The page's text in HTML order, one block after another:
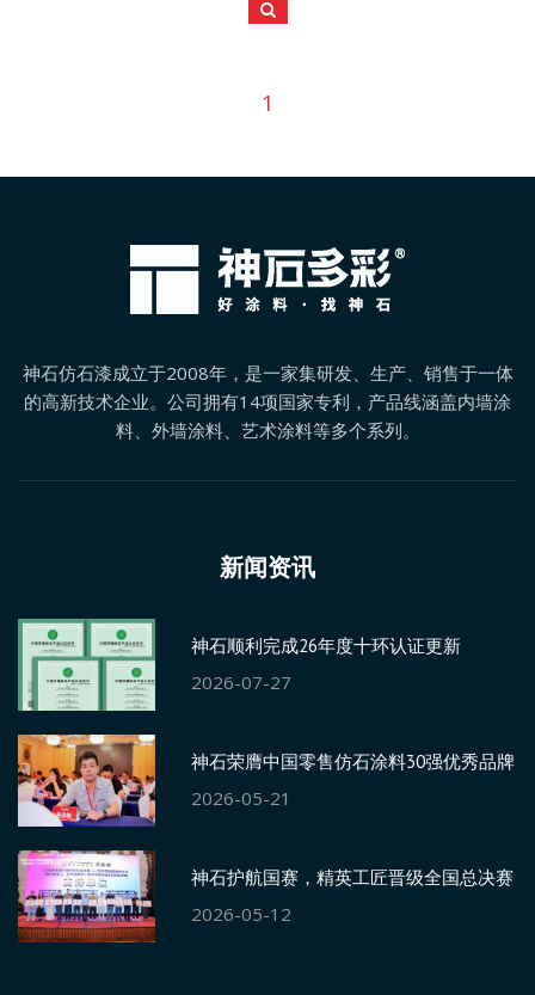
1
神石仿石漆成立于2008年，是一家集研发、生产、销售于一体
的高新技术企业。公司拥有14项国家专利，产品线涵盖内墙涂
料、外墙涂料、艺术涂料等多个系列。
新闻资讯
神石顺利完成26年度十环认证更新
2026-07-27
神石荣膺中国零售仿石涂料30强优秀品牌
2026-05-21
神石护航国赛，精英工匠晋级全国总决赛
2026-05-12